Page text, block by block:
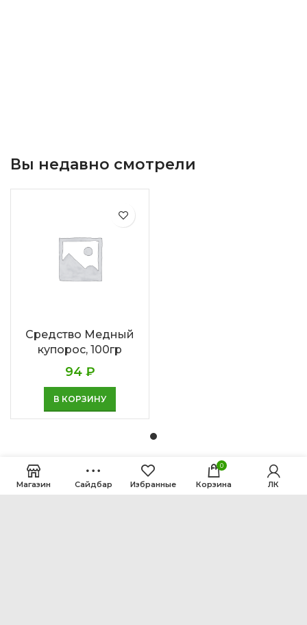
Вы недавно смотрели
Средство Медный
купорос, 100гр
94 ₽
В КОРЗИНУ
Магазин Сайдбар Избранные
0
Корзина ЛК